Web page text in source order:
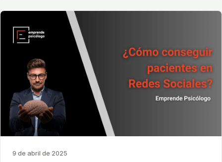
9 de abril de 2025